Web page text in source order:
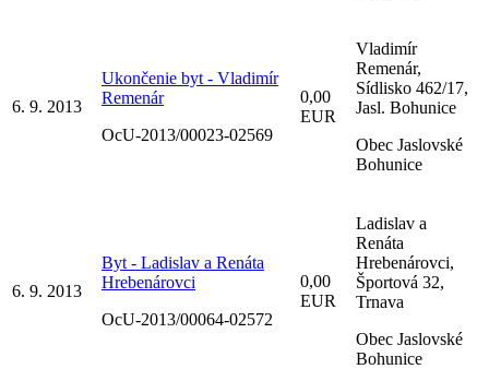
6. 9. 2013
Ukončenie byt - Vladimír
Remenár
OcU-2013/00023-02569
0,00
EUR
Vladimír
Remenár,
Sídlisko 462/17,
Jasl. Bohunice
Obec Jaslovské
Bohunice
6. 9. 2013
Byt - Ladislav a Renáta
Hrebenárovci
OcU-2013/00064-02572
0,00
EUR
Ladislav a
Renáta
Hrebenárovci,
Športová 32,
Trnava
Obec Jaslovské
Bohunice